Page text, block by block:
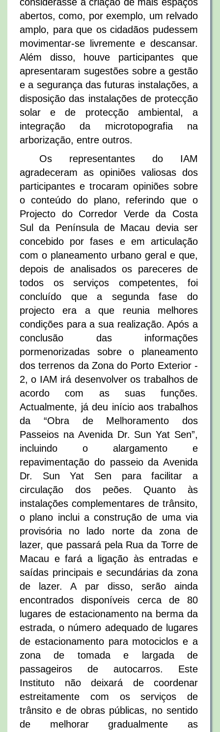
abertos, como, por exemplo, um relvado
amplo, para que os cidadãos pudessem
movimentar-se livremente e descansar.
Além disso, houve participantes que
apresentaram sugestões sobre a gestão
e a segurança das futuras instalações, a
disposição das instalações de protecção
solar e de protecção ambiental, a
integração da microtopografia na
arborização, entre outros.
Os representantes do IAM
agradeceram as opiniões valiosas dos
participantes e trocaram opiniões sobre
o conteúdo do plano, referindo que o
Projecto do Corredor Verde da Costa
Sul da Península de Macau devia ser
concebido por fases e em articulação
com o planeamento urbano geral e que,
depois de analisados os pareceres de
todos os serviços competentes, foi
concluído que a segunda fase do
projecto era a que reunia melhores
condições para a sua realização. Após a
conclusão das informações
pormenorizadas sobre o planeamento
dos terrenos da Zona do Porto Exterior -
2, o IAM irá desenvolver os trabalhos de
acordo com as suas funções.
Actualmente, já deu início aos trabalhos
da “Obra de Melhoramento dos
Passeios na Avenida Dr. Sun Yat Sen”,
incluindo o alargamento e
repavimentação do passeio da Avenida
Dr. Sun Yat Sen para facilitar a
circulação dos peões. Quanto às
instalações complementares de trânsito,
o plano inclui a construção de uma via
provisória no lado norte da zona de
lazer, que passará pela Rua da Torre de
Macau e fará a ligação às entradas e
saídas principais e secundárias da zona
de lazer. A par disso, serão ainda
encontrados disponíveis cerca de 80
lugares de estacionamento na berma da
estrada, o número adequado de lugares
de estacionamento para motociclos e a
zona de tomada e largada de
passageiros de autocarros. Este
Instituto não deixará de coordenar
estreitamente com os serviços de
trânsito e de obras públicas, no sentido
de melhorar gradualmente as